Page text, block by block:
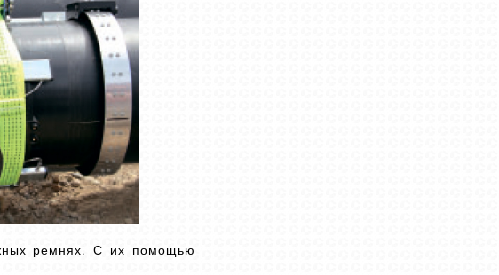
ремнях. С их помощью